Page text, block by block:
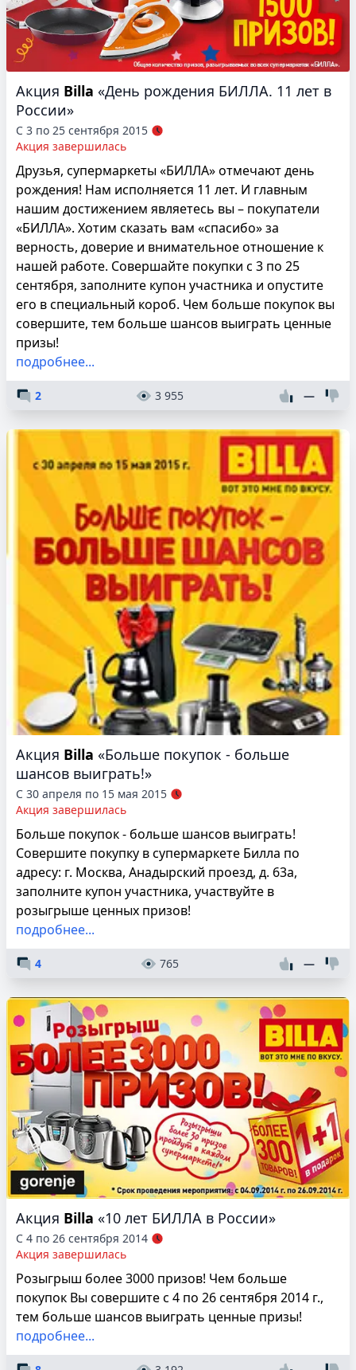
Акция Billa «День рождения БИЛЛА. 11 лет в
России»
С 3 по 25 сентября 2015
Акция завершилась
Друзья, супермаркеты «БИЛЛА» отмечают день
рождения! Нам исполняется 11 лет. И главным
нашим достижением являетесь вы – покупатели
«БИЛЛА». Хотим сказать вам «спасибо» за
верность, доверие и внимательное отношение к
нашей работе. Совершайте покупки с 3 по 25
сентября, заполните купон участника и опустите
его в специальный короб. Чем больше покупок вы
совершите, тем больше шансов выиграть ценные
призы!
подробнее...
2 3 955 —
Акция Billa «Больше покупок - больше
шансов выиграть!»
С 30 апреля по 15 мая 2015
Акция завершилась
Больше покупок - больше шансов выиграть!
Совершите покупку в супермаркете Билла по
адресу: г. Москва, Анадырский проезд, д. 63а,
заполните купон участника, участвуйте в
розыгрыше ценных призов!
подробнее...
4 765 —
Акция Billa «10 лет БИЛЛА в России»
С 4 по 26 сентября 2014
Акция завершилась
Розыгрыш более 3000 призов! Чем больше
покупок Вы совершите с 4 по 26 сентября 2014 г.,
тем больше шансов выиграть ценные призы!
подробнее...